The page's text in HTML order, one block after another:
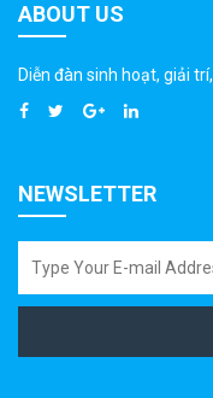
ABOUT US
Diễn đàn sinh hoạt, giải
NEWSLETTER